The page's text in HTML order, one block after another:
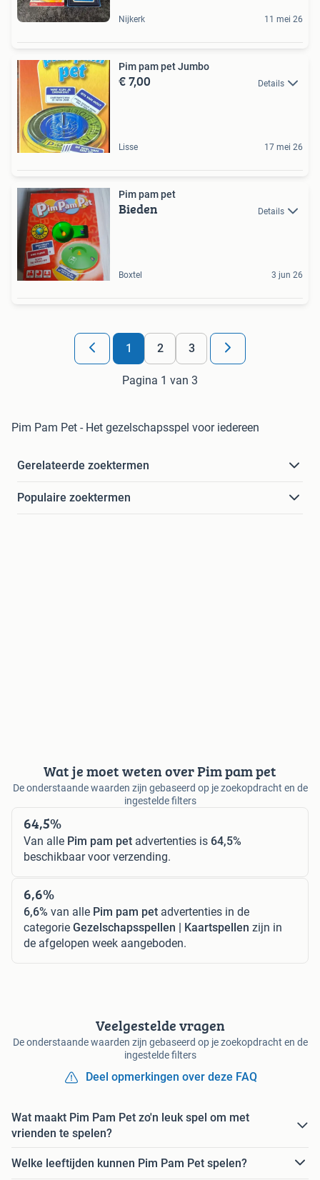
Nijkerk 11 mei 26
Pim pam pet Jumbo
€ 7,00 Details
Lisse 17 mei 26
Pim pam pet
Bieden Details
Boxtel 3 jun 26
1 2 3
Pagina 1 van 3
Pim Pam Pet - Het gezelschapsspel voor iedereen
Gerelateerde zoektermen
Populaire zoektermen
Wat je moet weten over Pim pam pet
De onderstaande waarden zijn gebaseerd op je zoekopdracht en de
ingestelde filters
64,5%
Van alle Pim pam pet advertenties is 64,5%
beschikbaar voor verzending.
6,6%
6,6% van alle Pim pam pet advertenties in de
categorie Gezelschapsspellen | Kaartspellen zijn in
de afgelopen week aangeboden.
Veelgestelde vragen
De onderstaande waarden zijn gebaseerd op je zoekopdracht en de
ingestelde filters
Deel opmerkingen over deze FAQ
Wat maakt Pim Pam Pet zo'n leuk spel om met
vrienden te spelen?
Welke leeftijden kunnen Pim Pam Pet spelen?